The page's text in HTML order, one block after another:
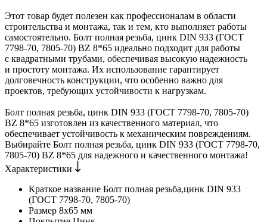
Этот товар будет полезен как профессионалам в области
строительства и монтажа, так и тем, кто выполняет работы
самостоятельно. Болт полная резьба, цинк DIN 933 (ГОСТ
7798-70, 7805-70) BZ 8*65 идеально подходит для работы
с квадратными трубами, обеспечивая высокую надежность
и простоту монтажа. Их использование гарантирует
долговечность конструкции, что особенно важно для
проектов, требующих устойчивости к нагрузкам.
Болт полная резьба, цинк DIN 933 (ГОСТ 7798-70, 7805-70)
BZ 8*65 изготовлен из качественного материал, что
обеспечивает устойчивость к механическим повреждениям.
Выбирайте Болт полная резьба, цинк DIN 933 (ГОСТ 7798-70,
7805-70) BZ 8*65 для надежного и качественного монтажа!
Характеристики
Краткое название Болт полная резьба,цинк DIN 933
(ГОСТ 7798-70, 7805-70)
Размер 8х65 мм